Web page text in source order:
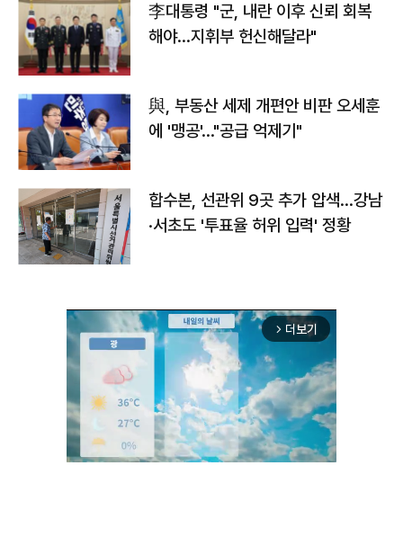
李대통령 "군, 내란 이후 신뢰 회복
해야…지휘부 헌신해달라"
與, 부동산 세제 개편안 비판 오세훈
에 '맹공'…"공급 억제기"
합수본, 선관위 9곳 추가 압색…강남
·서초도 '투표율 허위 입력' 정황
arrow_forward_ios 더보기